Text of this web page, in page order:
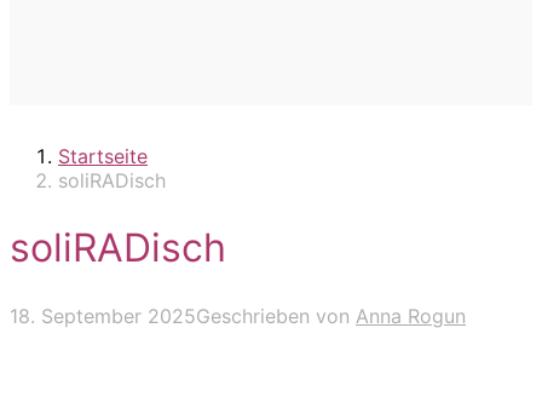
Startseite
soliRADisch
soliRADisch
18. September 2025Geschrieben von Anna Rogun